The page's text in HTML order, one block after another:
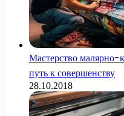
Мастерство
путь к совершенству
28.10.2018